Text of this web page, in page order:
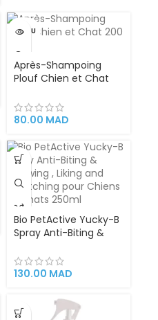
VENDU
Après-Shampoing
Plouf Chien et Chat
80.00 MAD
Bio PetActive Yucky-B
Spray Anti-Biting &
Scratching pour
Chiens et Chats
Formulated
130.00 MAD